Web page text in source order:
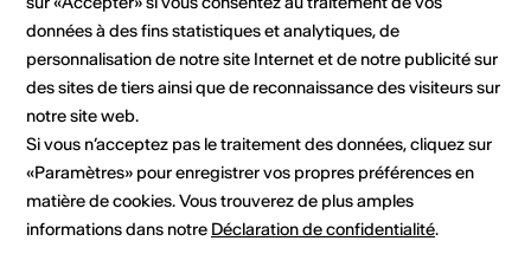
Tout public
Lieu de l'événement
données à des fins statistiques et analytiques, de
personnalisation de notre site Internet et de notre publicité sur
des sites de tiers ainsi que de reconnaissance des visiteurs sur
notre site web.
Si vous n’acceptez pas le traitement des données, cliquez sur
«Paramètres» pour enregistrer vos propres préférences en
matière de cookies. Vous trouverez de plus amples
informations dans notre Déclaration de confidentialité.